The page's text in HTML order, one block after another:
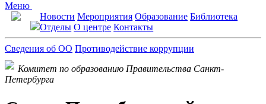
Меню
Новости Мероприятия Образование Библиотека
Отделы О центре Контакты
Сведения об ОО Противодействие коррупции
Комитет по образованию Правительства Санкт-
Петербурга